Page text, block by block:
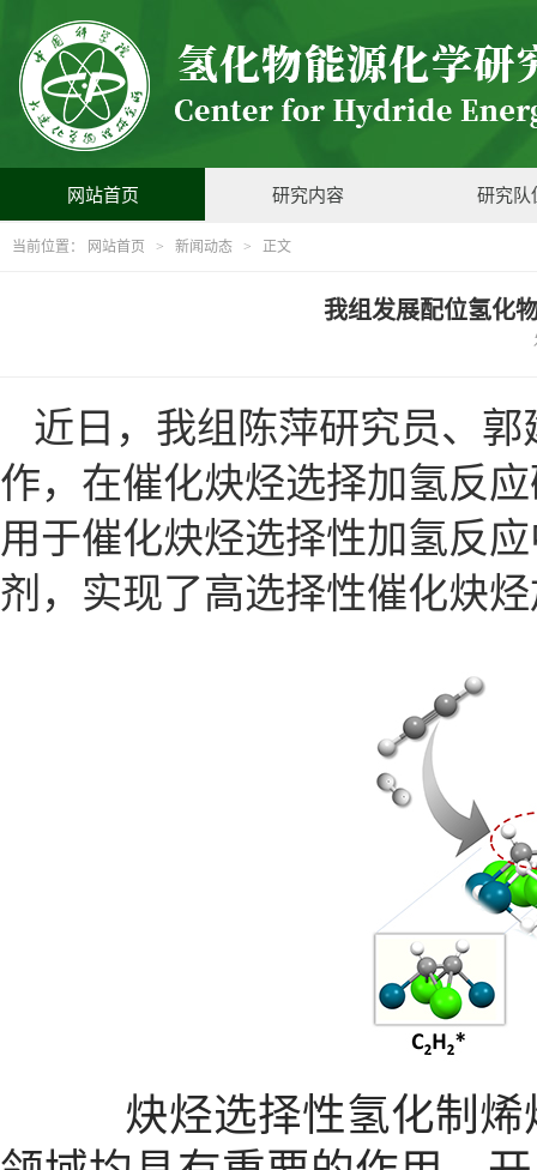
网站首页 研究内容 研究队
当前位置： 网站首页 > 新闻动态 > 正文
我组发展配位氢化
近日，我组陈萍研究员、
作，在催化炔烃选择加氢反
用于催化炔烃选择性加氢反
剂，实现了高选择性催化炔
炔烃选择性氢化制烯